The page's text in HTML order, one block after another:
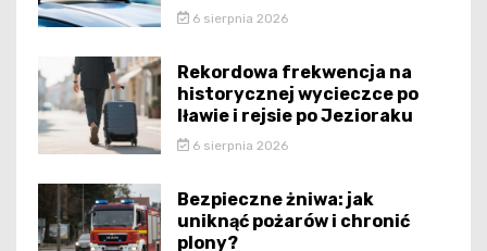
6 sierpnia 2026
Rekordowa frekwencja na
historycznej wycieczce po
Iławie i rejsie po Jezioraku
6 sierpnia 2026
Bezpieczne żniwa: jak
uniknąć pożarów i chronić
plony?